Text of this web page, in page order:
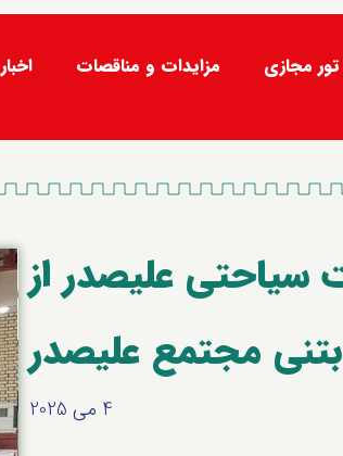
تور مجازی مزایدات و مناقصات اخبار
سیاحتی علیصدر از
بتنی مجتمع علیصدر
4 می 2025